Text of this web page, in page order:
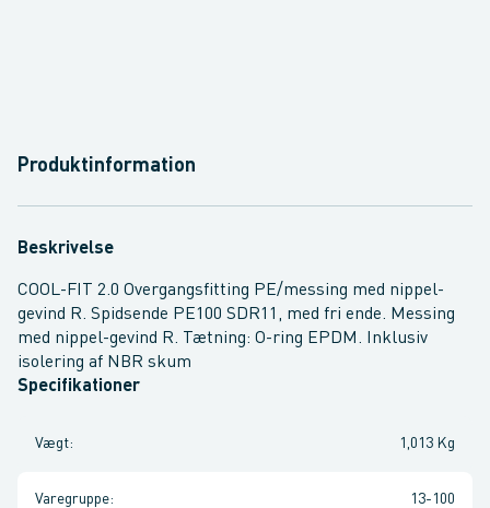
Produktinformation
Beskrivelse
COOL-FIT 2.0 Overgangsfitting PE/messing med nippel-
gevind R. Spidsende PE100 SDR11, med fri ende. Messing
med nippel-gevind R. Tætning: O-ring EPDM. Inklusiv
isolering af NBR skum
Specifikationer
Vægt: 1,013 Kg
Varegruppe: 13-100